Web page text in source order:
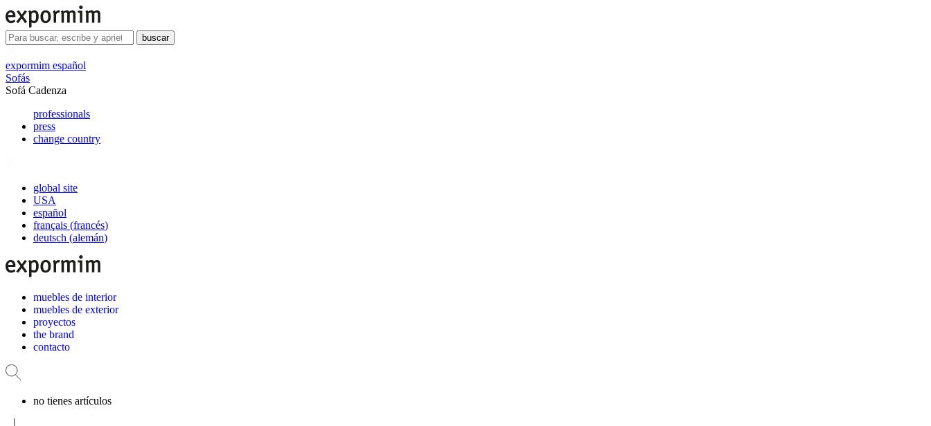
buscar
expormim español
Sofás
Sofá Cadenza
professionals
press
change country
global site
USA
español
français (francés)
deutsch (alemán)
muebles de interior
muebles de exterior
proyectos
the brand
contacto
no tienes artículos